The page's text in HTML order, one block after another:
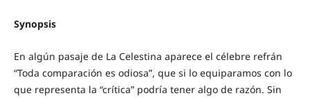
Synopsis
En algún pasaje de La Celestina aparece el célebre refrán
“Toda comparación es odiosa”, que si lo equiparamos con lo
que representa la “crítica” podría tener algo de razón. Sin